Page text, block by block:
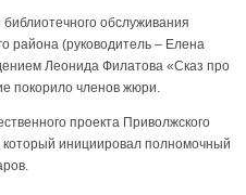
обслуживания
района (руководитель – Елена
Леонида Филатова «Сказ про
покорило членов жюри.
проекта Приволжского
инициировал полномочный